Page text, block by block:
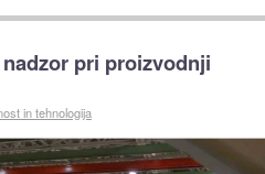
pri proizvodnji
in tehnologija